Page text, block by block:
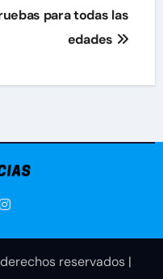
para todas las
edades
reservados |